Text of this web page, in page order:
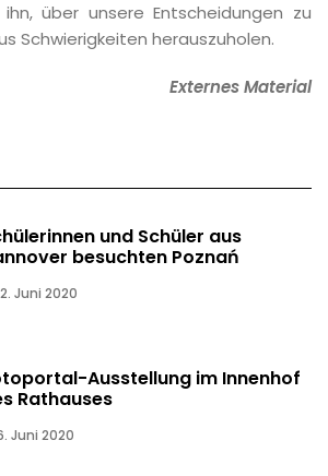
über unsere Entscheidungen zu
Schwierigkeiten herauszuholen.
Externes Material
und Schüler aus
besuchten Poznań
Juni 2020
Ausstellung im Innenhof
Rathauses
Juni 2020